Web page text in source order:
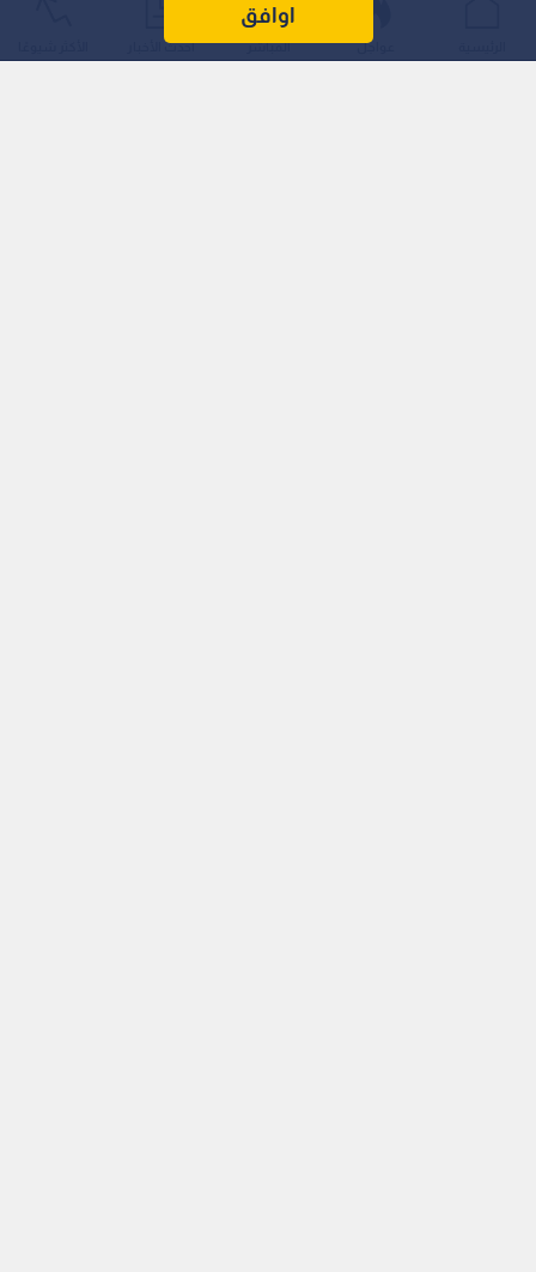
اوافق
والولايات المتحدة الأمريكية واستهدفت مقرات للحشد الشعبي في
العراق.
عواجل المباشر أحدث الأخبار